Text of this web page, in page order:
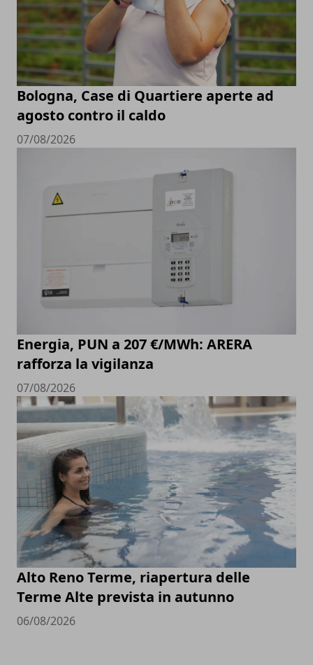
Bologna, Case di Quartiere aperte ad
agosto contro il caldo
07/08/2026
Energia, PUN a 207 €/MWh: ARERA
rafforza la vigilanza
07/08/2026
Alto Reno Terme, riapertura delle
Terme Alte prevista in autunno
06/08/2026